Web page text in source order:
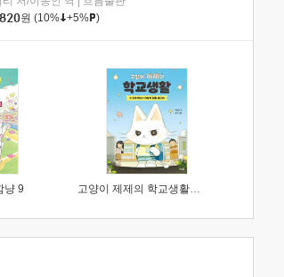
원 (10% +5% )
냥 9 고양이 제제의 학교생활 1 : 초등학생이 이렇게 힘들 줄이야